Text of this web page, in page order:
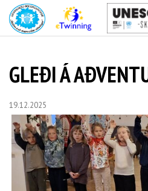
GLEÐI Á
19.12.2025